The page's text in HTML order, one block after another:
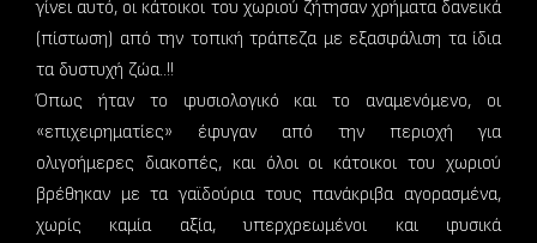
γίνει αυτό, οι κάτοικοι του χωριού ζήτησαν χρήματα δανεικά
(πίστωση) από την τοπική τράπεζα με εξασφάλιση τα ίδια
τα δυστυχή ζώα..!!
Όπως ήταν το φυσιολογικό και το αναμενόμενο, οι
«επιχειρηματίες» έφυγαν από την περιοχή για
ολιγοήμερες διακοπές, και όλοι οι κάτοικοι του χωριού
βρέθηκαν με τα γαϊδούρια τους πανάκριβα αγορασμένα,
χωρίς καμία αξία, υπερχρεωμένοι και φυσικά